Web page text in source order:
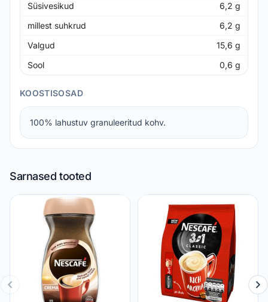
Süsivesikud
6,2 g
millest suhkrud
6,2 g
Valgud
15,6 g
Sool
0,6 g
KOOSTISOSAD
100% lahustuv granuleeritud kohv.
Sarnased tooted